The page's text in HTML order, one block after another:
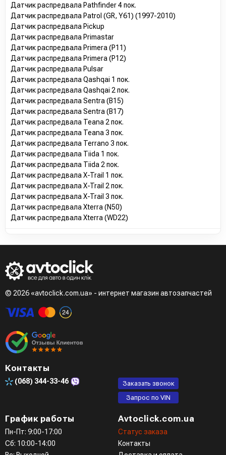
Датчик распредвала Pathfinder 4 пок.
Датчик распредвала Patrol (GR, Y61) (1997-2010)
Датчик распредвала Pickup
Датчик распредвала Primastar
Датчик распредвала Primera (P11)
Датчик распредвала Primera (P12)
Датчик распредвала Pulsar
Датчик распредвала Qashqai 1 пок.
Датчик распредвала Qashqai 2 пок.
Датчик распредвала Sentra (B15)
Датчик распредвала Sentra (B17)
Датчик распредвала Teana 2 пок.
Датчик распредвала Teana 3 пок.
Датчик распредвала Terrano 3 пок.
Датчик распредвала Tiida 1 пок.
Датчик распредвала Tiida 2 пок.
Датчик распредвала X-Trail 1 пок.
Датчик распредвала X-Trail 2 пок.
Датчик распредвала X-Trail 3 пок.
Датчик распредвала Xterra (N50)
Датчик распредвала Xterra (WD22)
© 2026 «avtoclick.com.ua» - интернет магазин автозапчастей
Контакты
(068) 344-33-46
Заказать звонок
Запрос по VIN
График работы
Пн-Пт: 9:00-17:00
Сб: 10:00-14:00
Avtoclick.com.ua
Статус заказа
Контакты